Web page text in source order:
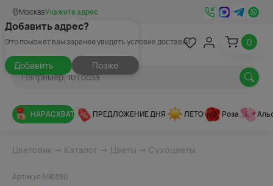
МоскваУкажите адрес
Добавить адрес?
Это поможет вам заранее увидеть условия доставки
Добавить Позже
0
НАРАСХВАТ ПРЕДЛОЖЕНИЕ ДНЯ ЛЕТО Роза
Цветовик → Каталог → Цветы → Сухоцветы
Артикул 690350